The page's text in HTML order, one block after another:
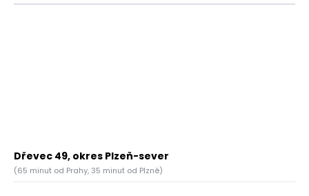
Dřevec 49, okres Plzeň-sever
(65 minut od Prahy, 35 minut od Plzně)